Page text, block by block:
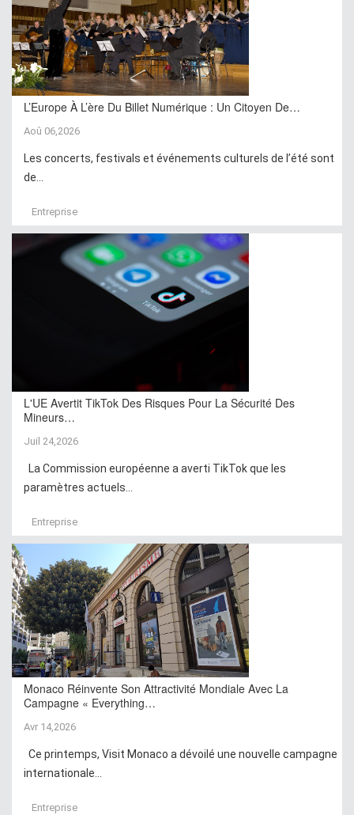
L’Europe À L’ère Du Billet Numérique : Un Citoyen De…
Aoû 06,2026
Les concerts, festivals et événements culturels de l’été sont
de...
Entreprise
L'UE Avertit TikTok Des Risques Pour La Sécurité Des
Mineurs…
Juil 24,2026
La Commission européenne a averti TikTok que les
paramètres actuels...
Entreprise
Monaco Réinvente Son Attractivité Mondiale Avec La
Campagne « Everything…
Avr 14,2026
Ce printemps, Visit Monaco a dévoilé une nouvelle campagne
internationale...
Entreprise